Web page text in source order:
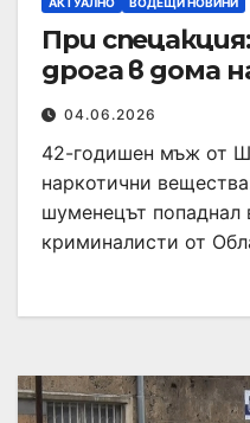
При
дрога в дома
04.06.2026
42-годишен мъж от
наркотични
шуменецът попаднал
криминалисти от